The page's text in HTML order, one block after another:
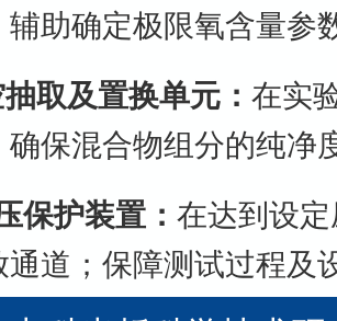
助确定极限氧含量参
取及置换单元：在实
保混合物组分的纯净
保护装置：在达到设
通道；保障测试过程及